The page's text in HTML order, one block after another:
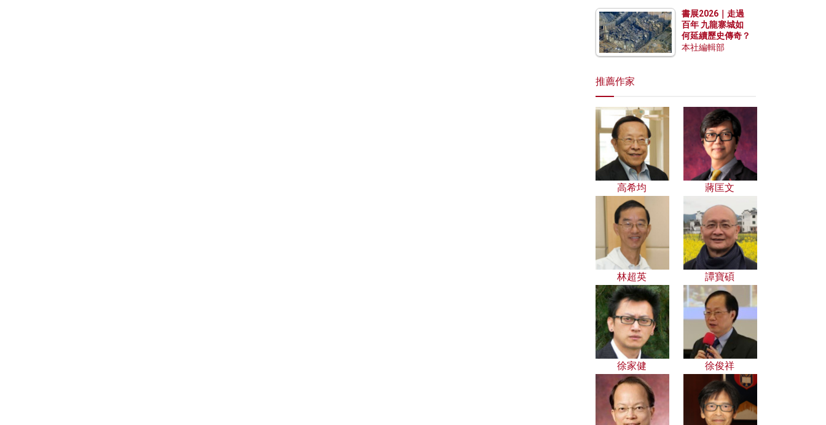
書展2026｜走過
百年 九龍寨城如
何延續歷史傳奇？
本社編輯部
推薦作家
高希均 蔣匡文
林超英 譚寶碩
徐家健 徐俊祥